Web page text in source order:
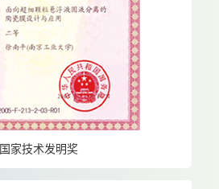
国家技术发明奖